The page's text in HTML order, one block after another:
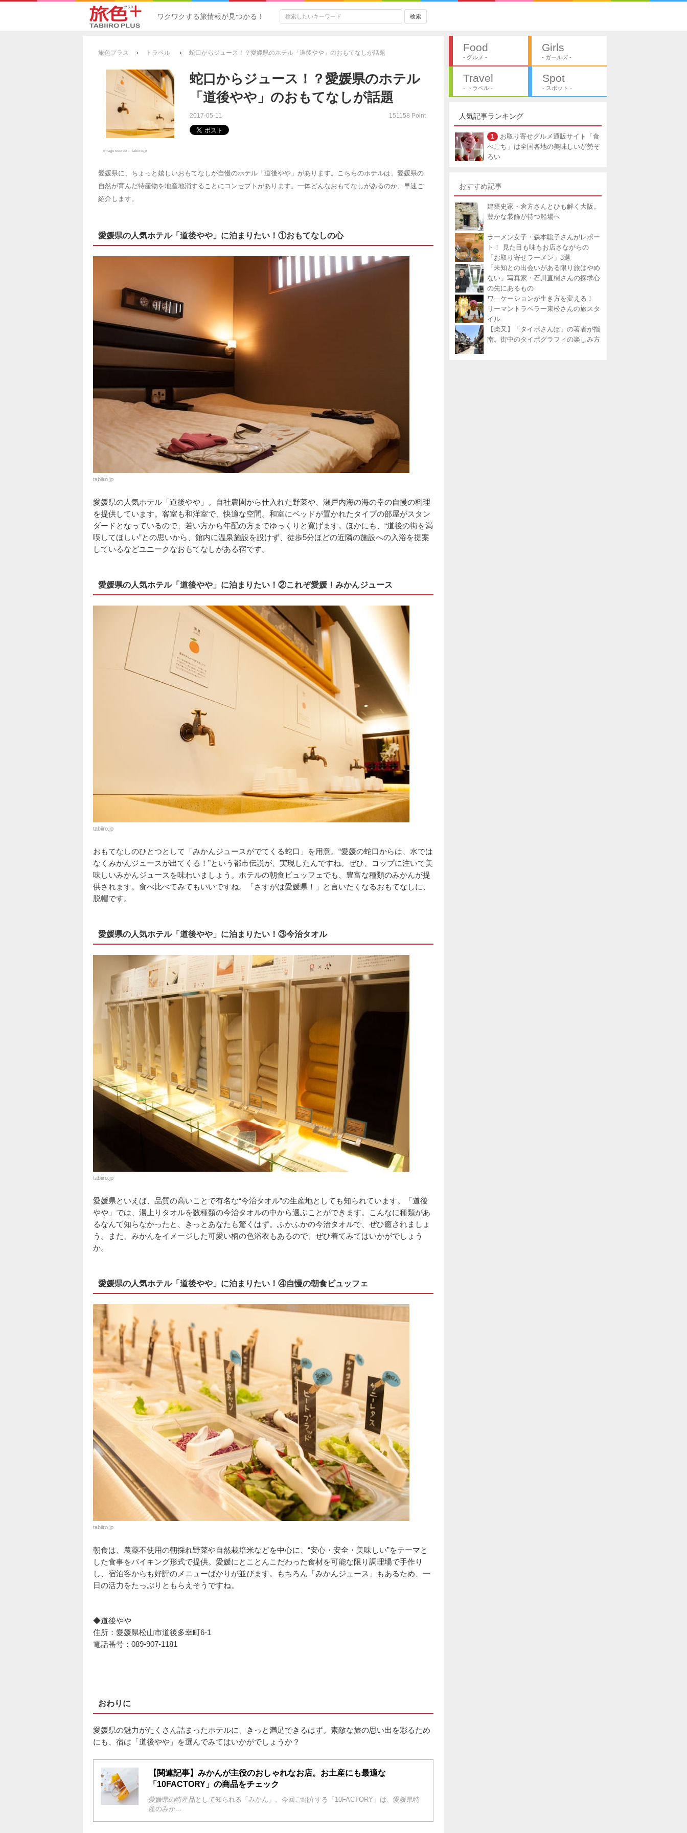
旅色プラス › トラベル › 蛇口からジュース！？愛媛県のホテル「道後やや」のおもてなしが話題
蛇口からジュース！？愛媛県のホテル
「道後やや」のおもてなしが話題
2017-05-11 151158 Point
image source： tabiiro.jp
愛媛県に、ちょっと嬉しいおもてなしが自慢のホテル「道後やや」があります。こちらのホテルは、愛媛県の
自然が育んだ特産物を地産地消することにコンセプトがあります。一体どんなおもてなしがあるのか、早速ご
紹介します。
愛媛県の人気ホテル「道後やや」に泊まりたい！①おもてなしの心
tabiiro.jp
愛媛県の人気ホテル「道後やや」。自社農園から仕入れた野菜や、瀬戸内海の海の幸の自慢の料理
を提供しています。客室も和洋室で、快適な空間。和室にベッドが置かれたタイプの部屋がスタン
ダードとなっているので、若い方から年配の方までゆっくりと寛げます。ほかにも、“道後の街を満
喫してほしい”との思いから、館内に温泉施設を設けず、徒歩5分ほどの近隣の施設への入浴を提案
しているなどユニークなおもてなしがある宿です。
愛媛県の人気ホテル「道後やや」に泊まりたい！②これぞ愛媛！みかんジュース
tabiiro.jp
おもてなしのひとつとして「みかんジュースがでてくる蛇口」を用意。“愛媛の蛇口からは、水では
なくみかんジュースが出てくる！”という都市伝説が、実現したんですね。ぜひ、コップに注いで美
味しいみかんジュースを味わいましょう。ホテルの朝食ビュッフェでも、豊富な種類のみかんが提
供されます。食べ比べてみてもいいですね。「さすがは愛媛県！」と言いたくなるおもてなしに、
脱帽です。
愛媛県の人気ホテル「道後やや」に泊まりたい！③今治タオル
tabiiro.jp
愛媛県といえば、品質の高いことで有名な“今治タオル”の生産地としても知られています。「道後
やや」では、湯上りタオルを数種類の今治タオルの中から選ぶことができます。こんなに種類があ
るなんて知らなかったと、きっとあなたも驚くはず。ふかふかの今治タオルで、ぜひ癒されましょ
う。また、みかんをイメージした可愛い柄の色浴衣もあるので、ぜひ着てみてはいかがでしょう
か。
愛媛県の人気ホテル「道後やや」に泊まりたい！④自慢の朝食ビュッフェ
tabiiro.jp
朝食は、農薬不使用の朝採れ野菜や自然栽培米などを中心に、“安心・安全・美味しい”をテーマと
した食事をバイキング形式で提供。愛媛にとことんこだわった食材を可能な限り調理場で手作り
し、宿泊客からも好評のメニューばかりが並びます。もちろん「みかんジュース」もあるため、一
日の活力をたっぷりともらえそうですね。
◆道後やや
住所：愛媛県松山市道後多幸町6-1
電話番号：089-907-1181
おわりに
愛媛県の魅力がたくさん詰まったホテルに、きっと満足できるはず。素敵な旅の思い出を彩るため
にも、宿は「道後やや」を選んでみてはいかがでしょうか？
【関連記事】みかんが主役のおしゃれなお店。お土産にも最適な
「10FACTORY」の商品をチェック
愛媛県の特産品として知られる「みかん」。今回ご紹介する「10FACTORY」は、愛媛県特
産のみか...
Food
- グルメ -
Girls
- ガールズ -
Travel
- トラベル -
Spot
- スポット -
人気記事ランキング
1
お取り寄せグルメ通販サイト「食
べごち」は全国各地の美味しいが勢ぞ
ろい
おすすめ記事
建築史家・倉方さんとひも解く大阪。
豊かな装飾が待つ船場へ
ラーメン女子・森本聡子さんがレポー
ト！ 見た目も味もお店さながらの
「お取り寄せラーメン」3選
「未知との出会いがある限り旅はやめ
ない」写真家・石川直樹さんの探求心
の先にあるもの
ワ―ケーションが生き方を変える！
リーマントラベラー東松さんの旅スタ
イル
【柴又】「タイポさんぽ」の著者が指
南。街中のタイポグラフィの楽しみ方
ワクワクする旅情報が見つかる！